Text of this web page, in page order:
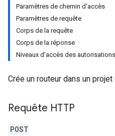
Paramètres de chemin d'accès
Paramètres de requête
Corps de la requête
Corps de la réponse
Niveaux d'accès des autorisations
Crée un routeur dans un
Requête HTTP
POST